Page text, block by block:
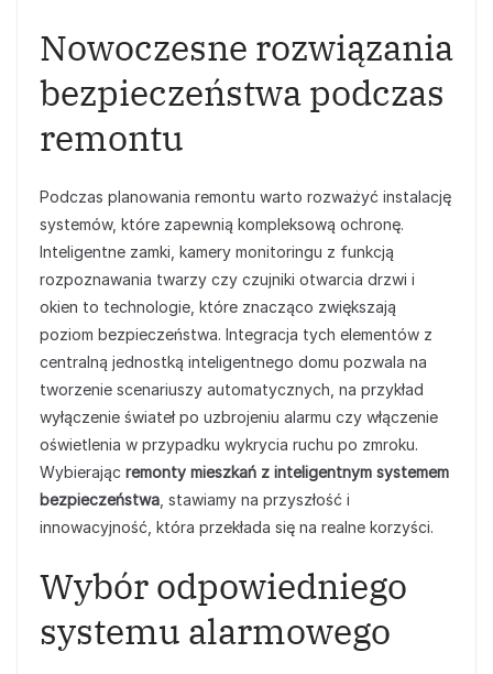
Nowoczesne rozwiązania
bezpieczeństwa podczas
remontu
Podczas planowania remontu warto rozważyć instalację
systemów, które zapewnią kompleksową ochronę.
Inteligentne zamki, kamery monitoringu z funkcją
rozpoznawania twarzy czy czujniki otwarcia drzwi i
okien to technologie, które znacząco zwiększają
poziom bezpieczeństwa. Integracja tych elementów z
centralną jednostką inteligentnego domu pozwala na
tworzenie scenariuszy automatycznych, na przykład
wyłączenie świateł po uzbrojeniu alarmu czy włączenie
oświetlenia w przypadku wykrycia ruchu po zmroku.
Wybierając remonty mieszkań z inteligentnym systemem
bezpieczeństwa , stawiamy na przyszłość i
innowacyjność, która przekłada się na realne korzyści.
Wybór odpowiedniego
systemu alarmowego